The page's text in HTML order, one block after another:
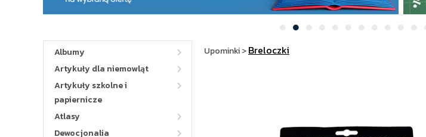
Albumy
Artykuły dla niemowląt
Artykuły szkolne i
papiernicze
Atlasy
Dewocjonalia
Upominki>Breloczki